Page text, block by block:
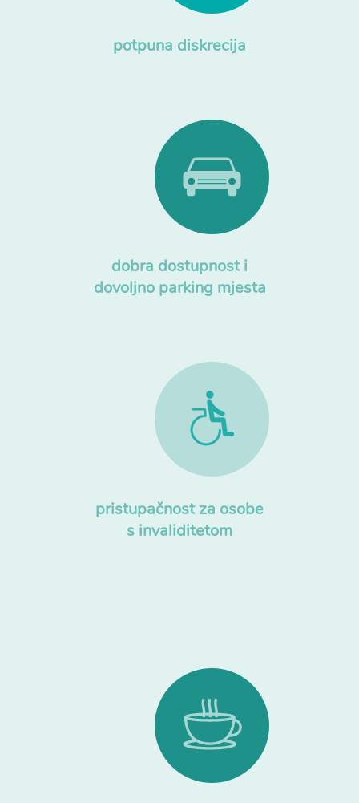
potpuna diskrecija
dobra dostupnost i
dovoljno parking mjesta
pristupačnost za osobe
s invaliditetom